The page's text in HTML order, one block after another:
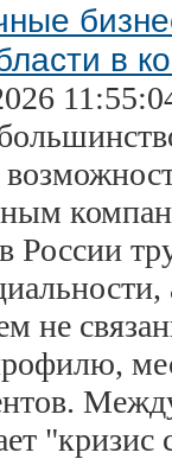
в
России
не